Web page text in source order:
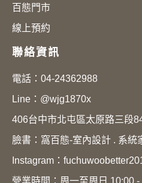
百態門市
線上預約
聯絡資訊
電話： 04-24362988
Line： @wjg1870x
406台中市北屯區太原路三段
臉書： 窩百態-室內設計 . 系統
Instagram：